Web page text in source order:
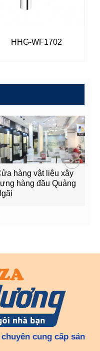
HHG-WF1702
hàng vật liệu xây
hàng đầu Quảng
cung cấp sản